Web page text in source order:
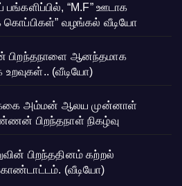
பங்களிப்பில், “M.F” ஊடாக
கொப்பிகள்” வழங்கல் வீடியோ
பிறந்தநாளை ஆனந்தமாக
(வீடியோ)
அம்மன் ஆலய முன்னாள்
பிறந்தநாள் நிகழ்வு
பிறந்ததினம் கற்றல்
(வீடியோ)